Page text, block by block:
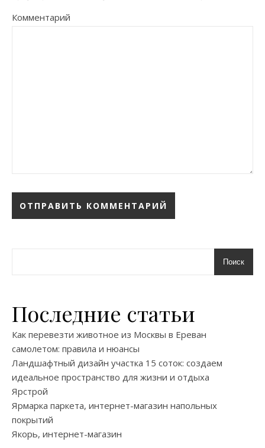
Комментарий
Поиск
Последние статьи
Как перевезти животное из Москвы в Ереван
самолетом: правила и нюансы
Ландшафтный дизайн участка 15 соток: создаем
идеальное пространство для жизни и отдыха
Ярстрой
Ярмарка паркета, интернет-магазин напольных
покрытий
Якорь, интернет-магазин